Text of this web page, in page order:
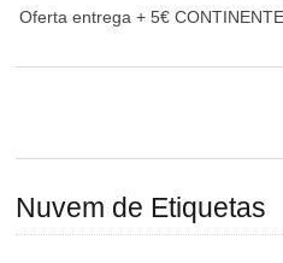
Oferta entrega + 5€
Nuvem de Etiquetas